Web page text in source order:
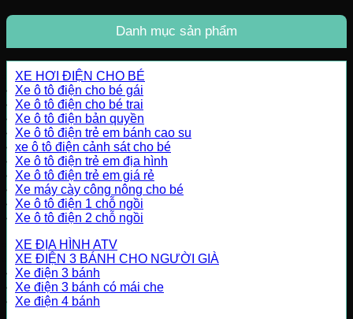
Danh mục sản phẩm
XE HƠI ĐIỆN CHO BÉ
Xe ô tô điện cho bé gái
Xe ô tô điện cho bé trai
Xe ô tô điện bản quyền
Xe ô tô điện trẻ em bánh cao su
xe ô tô điện cảnh sát cho bé
Xe ô tô điện trẻ em địa hình
Xe ô tô điện trẻ em giá rẻ
Xe máy cày công nông cho bé
Xe ô tô điện 1 chỗ ngồi
Xe ô tô điện 2 chỗ ngồi
XE ĐỊA HÌNH ATV
XE ĐIỆN 3 BÁNH CHO NGƯỜI GIÀ
Xe điện 3 bánh
Xe điện 3 bánh có mái che
Xe điện 4 bánh